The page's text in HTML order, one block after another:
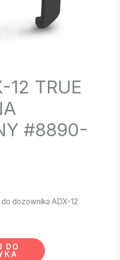
12 TRUE
#8890-
dozownika ADX-12
DO